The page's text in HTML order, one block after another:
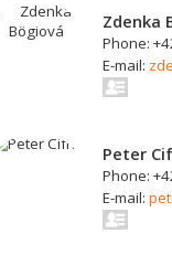
Zdenka
Phone:
E-mail:
Peter
Phone:
E-mail: